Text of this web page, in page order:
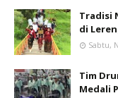
Tradisi
di
Sabtu,
Tim
Medali